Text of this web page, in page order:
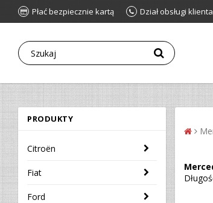
Płać bezpiecznie kartą Dział obsługi
PRODUKTY
Citroën
Fiat
Ford